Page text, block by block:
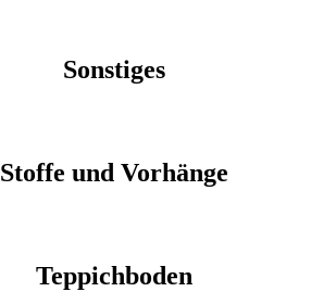
Sonstiges
Stoffe und Vorhänge
Teppichboden